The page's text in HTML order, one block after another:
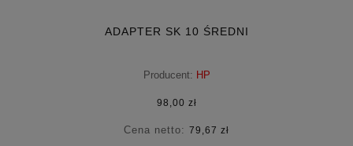
ADAPTER SK 10 ŚREDNI
Producent: HP
98,00 zł
Cena netto: 79,67 zł